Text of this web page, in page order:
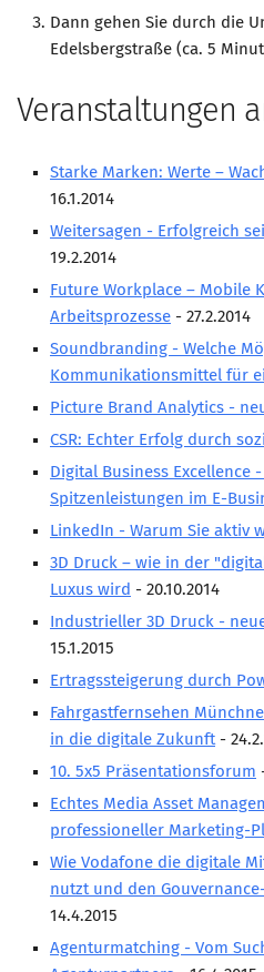
Dann gehen Sie durch die
Edelsbergstraße (ca. 5
Veranstaltungen
Starke Marken: Werte –
16.1.2014
Weitersagen - Erfolgreich
19.2.2014
Future Workplace – Mobile
Arbeitsprozesse - 27.2.2014
Soundbranding - Welche
Kommunikationsmittel für
Picture Brand Analytics -
CSR: Echter Erfolg durch
Digital Business Excellence
Spitzenleistungen im E-
LinkedIn - Warum Sie aktiv
3D Druck – wie in der
Luxus wird - 20.10.2014
Industrieller 3D Druck -
15.1.2015
Ertragssteigerung durch
Fahrgastfernsehen
in die digitale Zukunft -
10. 5x5 Präsentationsforum
Echtes Media Asset
professioneller Marketing-
Wie Vodafone die digitale
nutzt und den
14.4.2015
Agenturmatching - Vom